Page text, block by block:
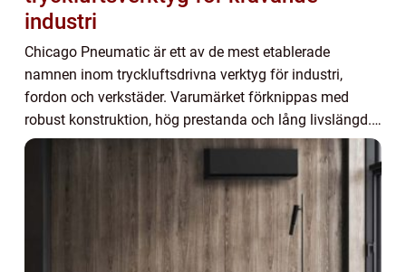
industri
Chicago Pneumatic är ett av de mest etablerade
namnen inom tryckluftsdrivna verktyg för industri,
fordon och verkstäder. Varumärket förknippas med
robust konstruktion, hög prestanda och lång livslängd.
För många företag handlar valet av verktyg inte ...